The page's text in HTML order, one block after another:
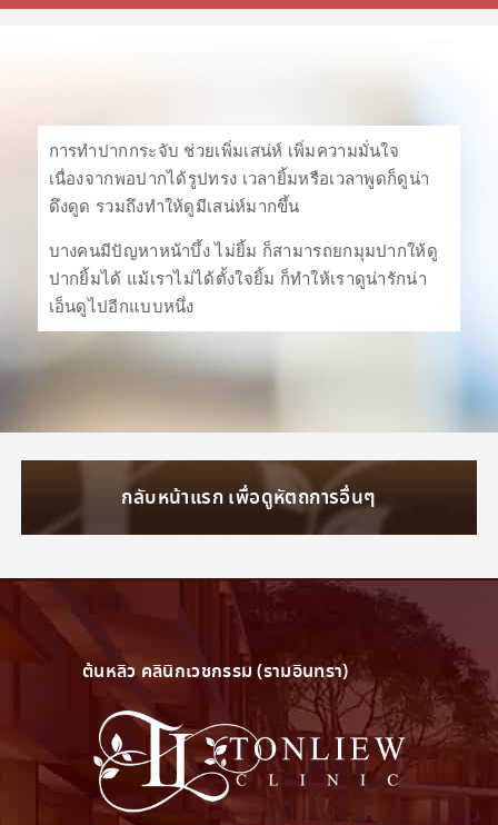
การทำปากกระจับ ช่วยเพิ่มเสน่ห์ เพิ่มความมั่นใจ
เนื่องจากพอปากได้รูปทรง เวลายิ้มหรือเวลาพูดก็ดูน่า
ดึงดูด รวมถึงทำให้ดูมีเสน่ห์มากขึ้น
บางคนมีปัญหาหน้าบึ้ง ไม่ยิ้ม ก็สามารถยกมุมปากให้ดู
ปากยิ้มได้ แม้เราไม่ได้ตั้งใจยิ้ม ก็ทำให้เราดูน่ารักน่า
เอ็นดูไปอีกแบบหนึ่ง
กลับหน้าแรก เพื่อดูหัตถการอื่นๆ
ต้นหลิว คลินิกเวชกรรม (รามอินทรา)